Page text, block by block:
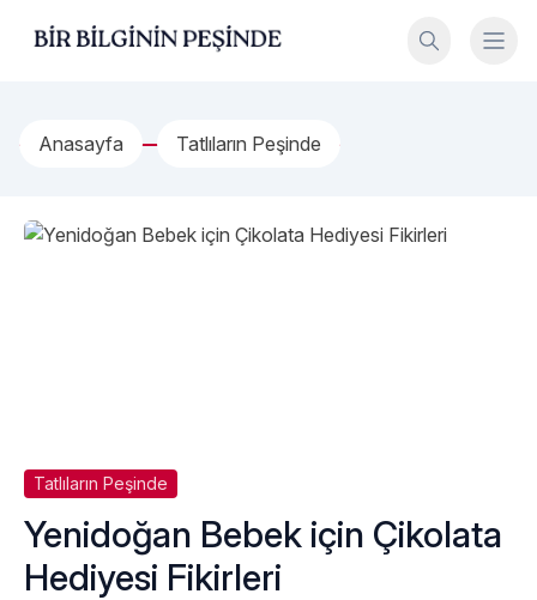
Bir Bilginin Peşinde!
Anasayfa Tatlıların Peşinde
Tatlıların Peşinde
Yenidoğan Bebek için Çikolata
Hediyesi Fikirleri